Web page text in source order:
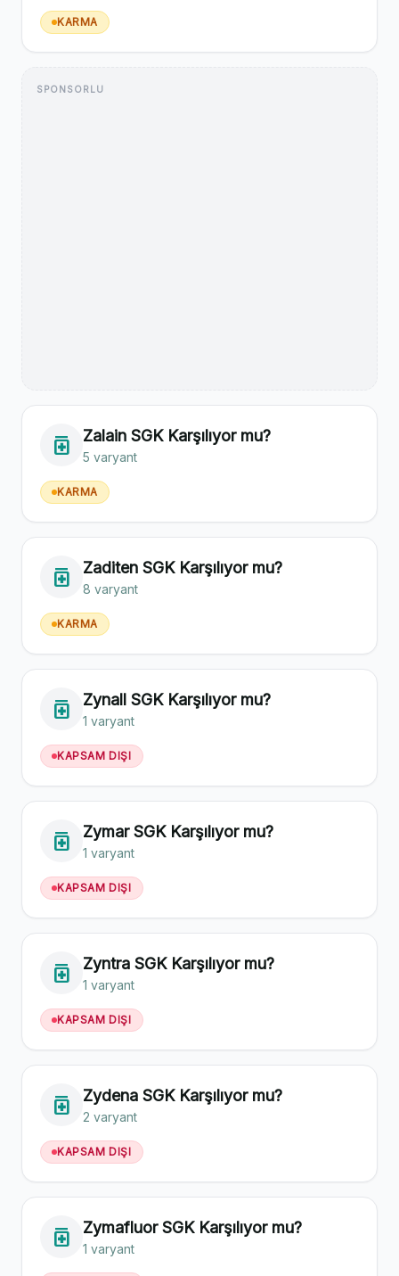
KARMA
SPONSORLU
medication Zalain SGK Karşılıyor mu?
5 varyant
KARMA
medication Zaditen SGK Karşılıyor mu?
8 varyant
KARMA
medication Zynall SGK Karşılıyor mu?
1 varyant
KAPSAM DIŞI
medication Zymar SGK Karşılıyor mu?
1 varyant
KAPSAM DIŞI
medication Zyntra SGK Karşılıyor mu?
1 varyant
KAPSAM DIŞI
medication Zydena SGK Karşılıyor mu?
2 varyant
KAPSAM DIŞI
medication Zymafluor SGK Karşılıyor mu?
1 varyant